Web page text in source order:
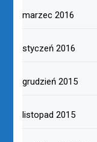
marzec 2016
styczeń 2016
grudzień 2015
listopad 2015